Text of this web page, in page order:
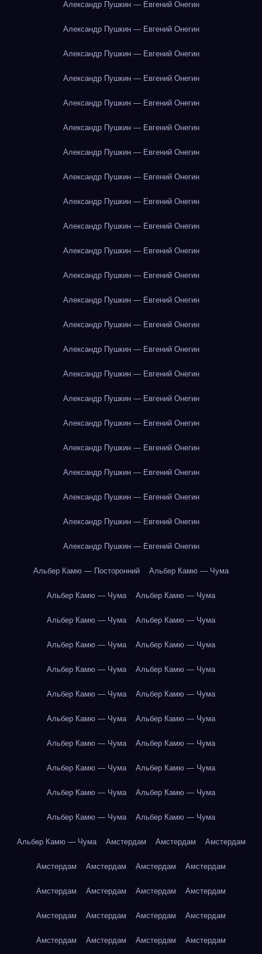
Александр Пушкин — Евгений Онегин
Александр Пушкин — Евгений Онегин
Александр Пушкин — Евгений Онегин
Александр Пушкин — Евгений Онегин
Александр Пушкин — Евгений Онегин
Александр Пушкин — Евгений Онегин
Александр Пушкин — Евгений Онегин
Александр Пушкин — Евгений Онегин
Александр Пушкин — Евгений Онегин
Александр Пушкин — Евгений Онегин
Александр Пушкин — Евгений Онегин
Александр Пушкин — Евгений Онегин
Александр Пушкин — Евгений Онегин
Александр Пушкин — Евгений Онегин
Александр Пушкин — Евгений Онегин
Александр Пушкин — Евгений Онегин
Александр Пушкин — Евгений Онегин
Александр Пушкин — Евгений Онегин
Александр Пушкин — Евгений Онегин
Александр Пушкин — Евгений Онегин
Александр Пушкин — Евгений Онегин
Александр Пушкин — Евгений Онегин
Александр Пушкин — Евгений Онегин
Альбер Камю — Посторонний Альбер Камю — Чума
Альбер Камю — Чума Альбер Камю — Чума
Альбер Камю — Чума Альбер Камю — Чума
Альбер Камю — Чума Альбер Камю — Чума
Альбер Камю — Чума Альбер Камю — Чума
Альбер Камю — Чума Альбер Камю — Чума
Альбер Камю — Чума Альбер Камю — Чума
Альбер Камю — Чума Альбер Камю — Чума
Альбер Камю — Чума Альбер Камю — Чума
Альбер Камю — Чума Альбер Камю — Чума
Альбер Камю — Чума Альбер Камю — Чума
Альбер Камю — Чума Амстердам Амстердам Амстердам
Амстердам Амстердам Амстердам Амстердам
Амстердам Амстердам Амстердам Амстердам
Амстердам Амстердам Амстердам Амстердам
Амстердам Амстердам Амстердам Амстердам